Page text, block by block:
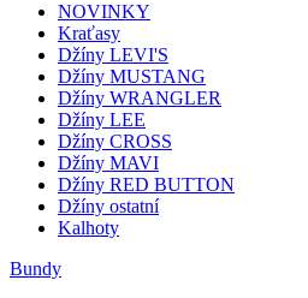
NOVINKY
Kraťasy
Džíny LEVI'S
Džíny MUSTANG
Džíny WRANGLER
Džíny LEE
Džíny CROSS
Džíny MAVI
Džíny RED BUTTON
Džíny ostatní
Kalhoty
Bundy